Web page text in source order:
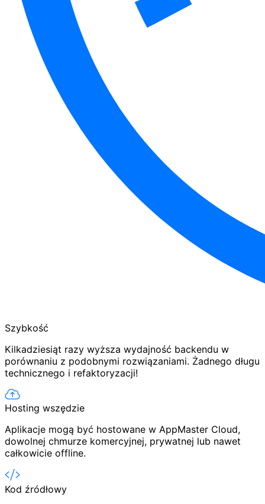
Szybkość
Kilkadziesiąt razy wyższa wydajność backendu w
porównaniu z podobnymi rozwiązaniami. Żadnego długu
technicznego i refaktoryzacji!
Hosting wszędzie
Aplikacje mogą być hostowane w AppMaster Cloud,
dowolnej chmurze komercyjnej, prywatnej lub nawet
całkowicie offline.
Kod źródłowy